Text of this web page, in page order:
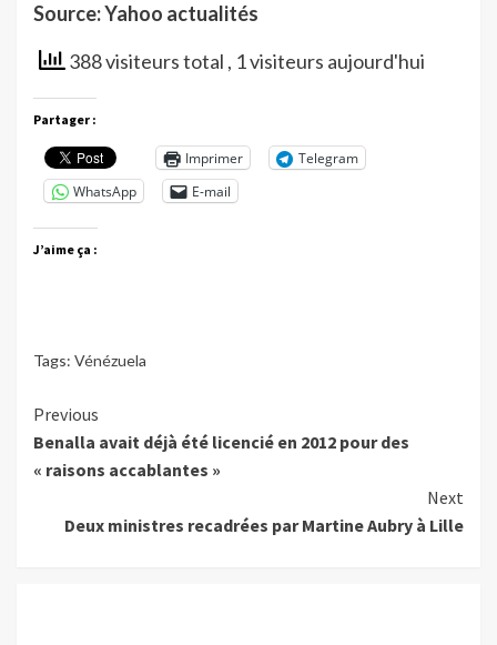
Source: Yahoo actualités
388 visiteurs total , 1 visiteurs aujourd'hui
Partager :
Imprimer
Telegram
WhatsApp
E-mail
J’aime ça :
Tags: Vénézuela
Continue
Reading
Previous
Benalla avait déjà été licencié en 2012 pour des
« raisons accablantes »
Next
Deux ministres recadrées par Martine Aubry à Lille